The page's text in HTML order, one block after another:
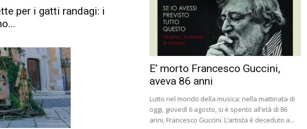
per i gatti randagi: i
E’ morto Francesco Guccini,
aveva 86 anni
Lutto nel mondo della musica: nella mattinata di
oggi, giovedì 6 agosto, si è spento all’età di 86
anni, Francesco Guccini. L’artista è deceduto a...